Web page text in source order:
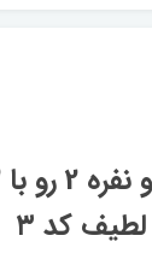
کد ۳